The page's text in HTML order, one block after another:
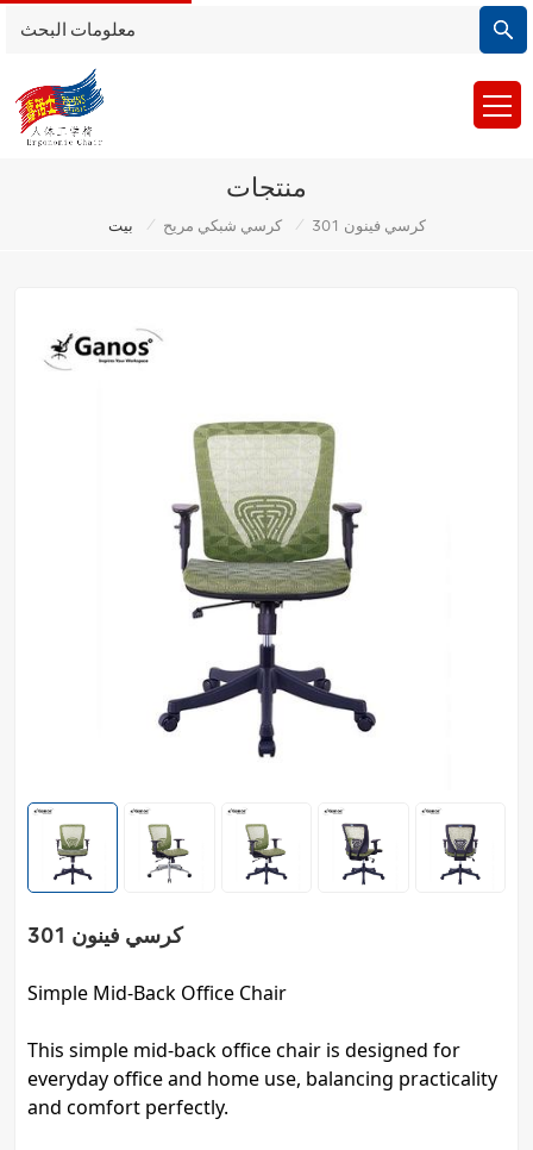
منتجات
بيت / كرسي شبكي مريح / كرسي فينون 301
كرسي فينون 301
Simple Mid-Back Office Chair
This simple mid-back office chair is designed for
everyday office and home use, balancing practicality
and comfort perfectly.